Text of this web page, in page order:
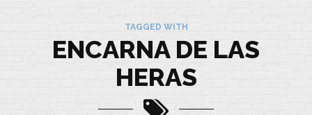
TAGGED WITH
ENCARNA DE LAS
HERAS